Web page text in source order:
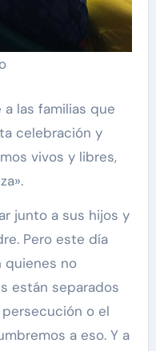
las familias que
celebración y
vivos y libres,
junto a sus hijos y
Pero este día
quienes no
están separados
o el
a eso. Y a